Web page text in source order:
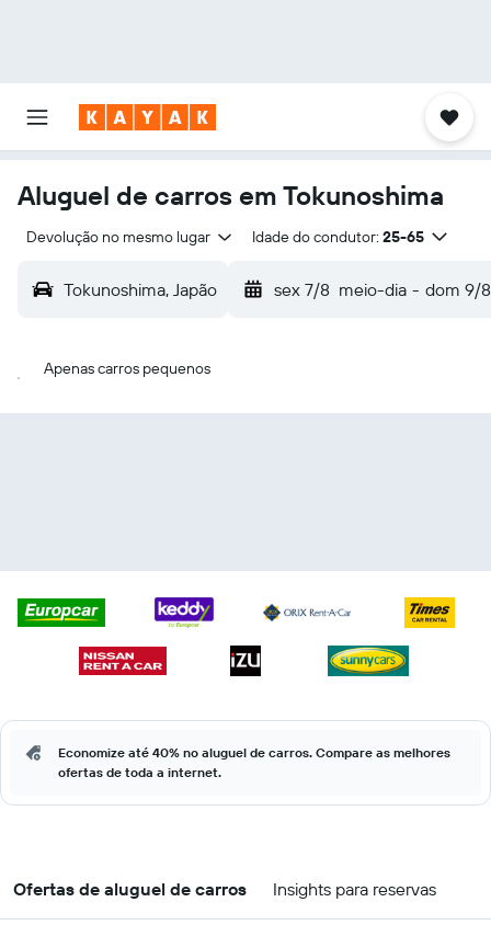
Aluguel de carros em Tokunoshima
Devolução no mesmo lugar Idade do condutor: 25-65
Tokunoshima, Japão sex 7/8 meio-dia - dom 9/8
Apenas carros pequenos
Economize até 40% no aluguel de carros. Compare as melhores
ofertas de toda a internet.
Ofertas de aluguel de carros Insights para reservas